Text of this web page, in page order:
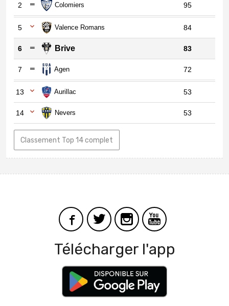
2 Colomiers 95
5 Valence Romans 84
6 Brive 83
7 Agen 72
13 Aurillac 53
14 Nevers 53
Classement Top 14 complet
Télécharger l'app